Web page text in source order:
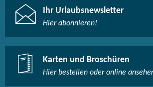
Ihr Urlaubsnewsletter
Hier abonnieren!
Karten und Broschüren
Hier bestellen oder online